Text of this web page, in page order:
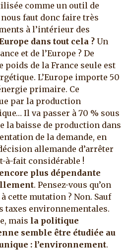
comme un outil de
faut donc faire très
à l’intérieur des
dans tout cela ? Un
et de l’Europe ? De
poids de la France seule est
L’Europe importe 50
primaire. Ce
par la production
Il va passer à 70 % sous
la baisse de production dans
de la demande, en
allemande d’arrêter
à-fait considérable !
plus dépendante
. Pensez-vous qu’on
cette mutation ? Non. Sauf
taxes environnementales.
mais la politique
semble être étudiée au
: l’environnement.